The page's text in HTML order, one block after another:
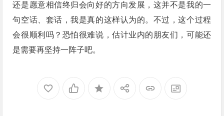
还是愿意相信终归会向好的方向发展，这并不是我的一
句空话、套话，我是真的这样认为的。不过，这个过程
会很顺利吗？恐怕很难说，估计业内的朋友们，可能还
是需要再坚持一阵子吧。